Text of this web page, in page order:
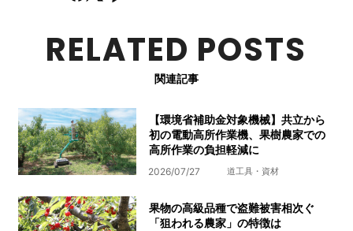
RELATED POSTS
関連記事
【環境省補助金対象機械】共立から
初の電動高所作業機、果樹農家での
高所作業の負担軽減に
2026/07/27 道工具・資材
果物の高級品種で盗難被害相次ぐ
「狙われる農家」の特徴は